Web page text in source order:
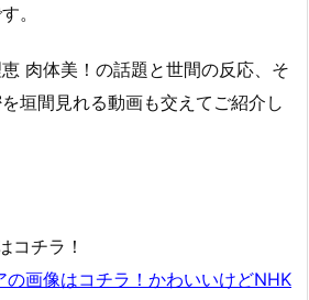
。
肉体美！の話題と世間の反応、そ
垣間見れる動画も交えてご紹介し
コチラ！
の画像はコチラ！かわいいけどNHK